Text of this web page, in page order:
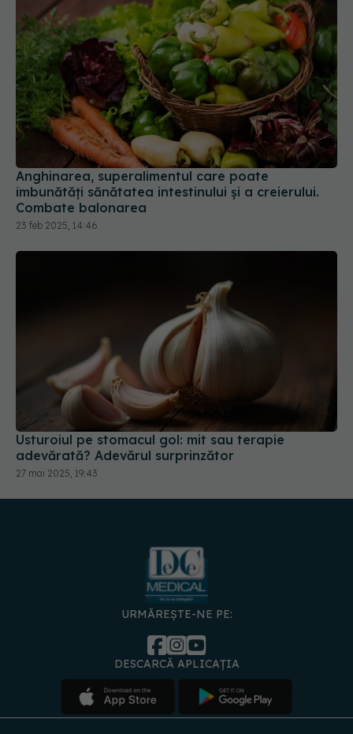
Anghinarea, superalimentul care poate
îmbunătăți sănătatea intestinului și a creierului.
Combate balonarea
23 feb 2025, 14:46
Usturoiul pe stomacul gol: mit sau terapie
adevărată? Adevărul surprinzător
27 mai 2025, 19:43
URMĂREȘTE-NE PE:
DESCARCĂ APLICAȚIA